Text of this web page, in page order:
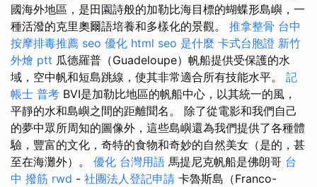
國海外地區，是田園詩般的加勒比海目標的蝴蝶形島嶼，一
種活潑的克里奧爾語培養和多樣化的景觀。 推拿整骨 台中
按摩排毒推薦 seo 優化 html seo 是什麼 卡式台胞證 新竹
外燴 ptt 瓜德羅普（Guadeloupe）帆船提供受保護的水
域，空中帆和短島跳線，使其非常適合所有技能水平。 記
帳士 普考 BVI是加勒比地區的帆船中心，以其統一的風，
平靜的水和島嶼之間的距離聞名。 除了從電影和我們自己
的夢中眾所周知的圖像外，這些島嶼還為我們提供了各種體
驗，豐富的文化，奇特的食物和奇妙的自然美女（是的，甚
至在海灘外）。 優化 台灣用語 馬提尼克帆船是佛朗哥 台
中 撥筋 rwd - 社團法人登記申請 卡魯斯島（Franco-